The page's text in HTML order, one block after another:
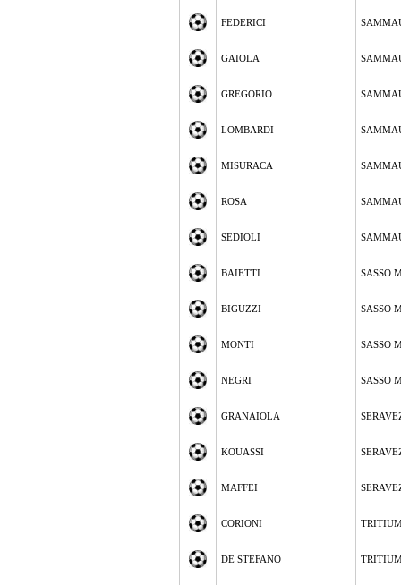
FEDERICI
GAIOLA
GREGORIO
LOMBARDI
MISURACA
ROSA
SEDIOLI
BAIETTI SASSO
BIGUZZI SASSO
MONTI SASSO
NEGRI SASSO
GRANAIOLA
KOUASSI
MAFFEI
CORIONI
DE STEFANO